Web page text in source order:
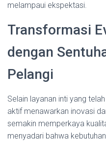
melampaui ekspektasi.
Transformasi
dengan
Pelangi
Selain layanan inti yang
aktif menawarkan inovasi
semakin memperkaya
menyadari bahwa